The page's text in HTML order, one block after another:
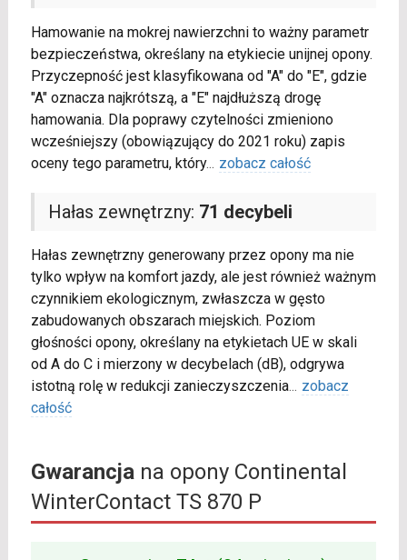
Hamowanie na mokrej nawierzchni to ważny parametr
bezpieczeństwa, określany na etykiecie unijnej opony.
Przyczepność jest klasyfikowana od "A" do "E", gdzie
"A" oznacza najkrótszą, a "E" najdłuższą drogę
hamowania. Dla poprawy czytelności zmieniono
wcześniejszy (obowiązujący do 2021 roku) zapis
oceny tego parametru, który... zobacz całość
Hałas zewnętrzny: 71 decybeli
Hałas zewnętrzny generowany przez opony ma nie
tylko wpływ na komfort jazdy, ale jest również ważnym
czynnikiem ekologicznym, zwłaszcza w gęsto
zabudowanych obszarach miejskich. Poziom
głośności opony, określany na etykietach UE w skali
od A do C i mierzony w decybelach (dB), odgrywa
istotną rolę w redukcji zanieczyszczenia... zobacz
całość
Gwarancjana opony Continental
WinterContact TS 870 P